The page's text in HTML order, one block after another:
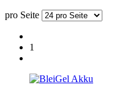
pro Seite
1